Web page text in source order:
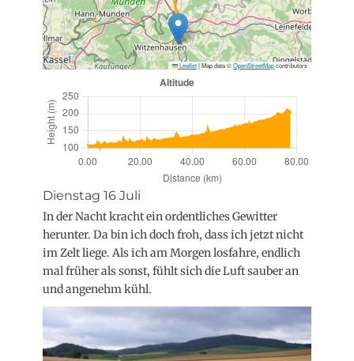
Leaflet|Map data ©OpenStreetMapcontributors
Dienstag 16 Juli
In der Nacht kracht ein ordentliches Gewitter
herunter. Da bin ich doch froh, dass ich jetzt nicht
im Zelt liege. Als ich am Morgen losfahre, endlich
mal früher als sonst, fühlt sich die Luft sauber an
und angenehm kühl.